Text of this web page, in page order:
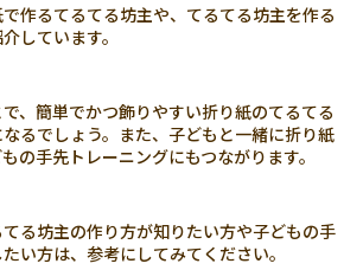
作るてるてる坊主や、てるてる坊主を作る
しています。
、簡単でかつ飾りやすい折り紙のてるてる
るでしょう。また、子どもと一緒に折り紙
の手先トレーニングにもつながります。
る坊主の作り方が知りたい方や子どもの手
い方は、参考にしてみてください。